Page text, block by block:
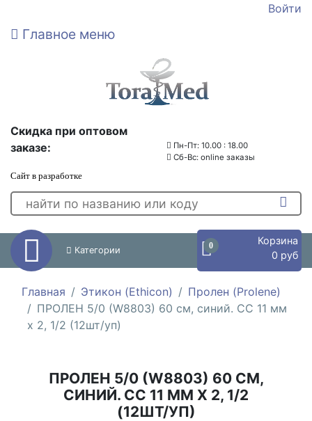
Войти
Главное меню
Скидка при оптовом
заказе:
Сайт в разработке
Пн-Пт: 10.00 : 18.00
Сб-Вс: online заказы
Категории 0
Корзина
0 руб
Главная Этикон (Ethicon)
Пролен (Prolene)
ПРОЛЕН 5/0 (W8803) 60 см, синий. СС 11 мм
х 2, 1/2 (12шт/уп)
ПРОЛЕН 5/0 (W8803) 60 СМ,
СИНИЙ. СС 11 ММ Х 2, 1/2
(12ШТ/УП)